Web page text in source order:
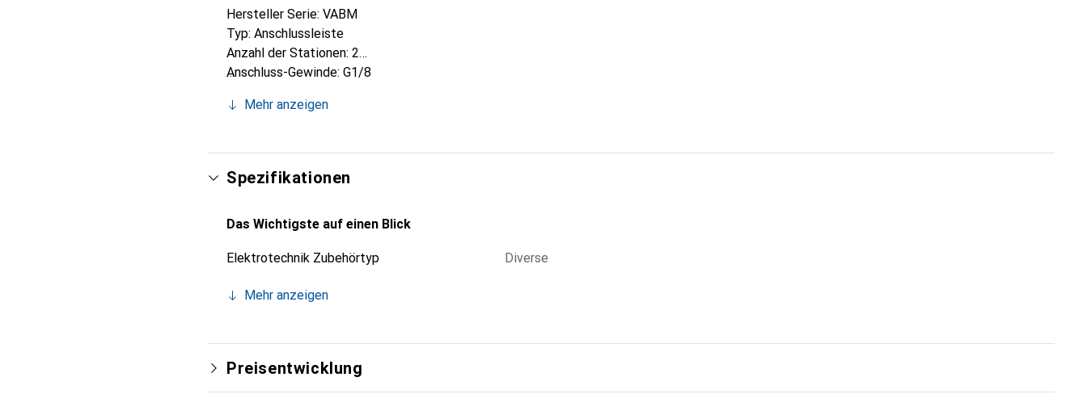
Hersteller Serie: VABM
Typ: Anschlussleiste
Anzahl der Stationen: 2
Anschluss-Gewinde: G1/8
Gewindegrösse: 1/8 Zoll
Elektrischer Anschluss Typ: Schraubbefestigung
Mehr anzeigen
Spezifikationen
Das Wichtigste auf einen Blick
Elektrotechnik Zubehörtyp Diverse
Mehr anzeigen
Preisentwicklung